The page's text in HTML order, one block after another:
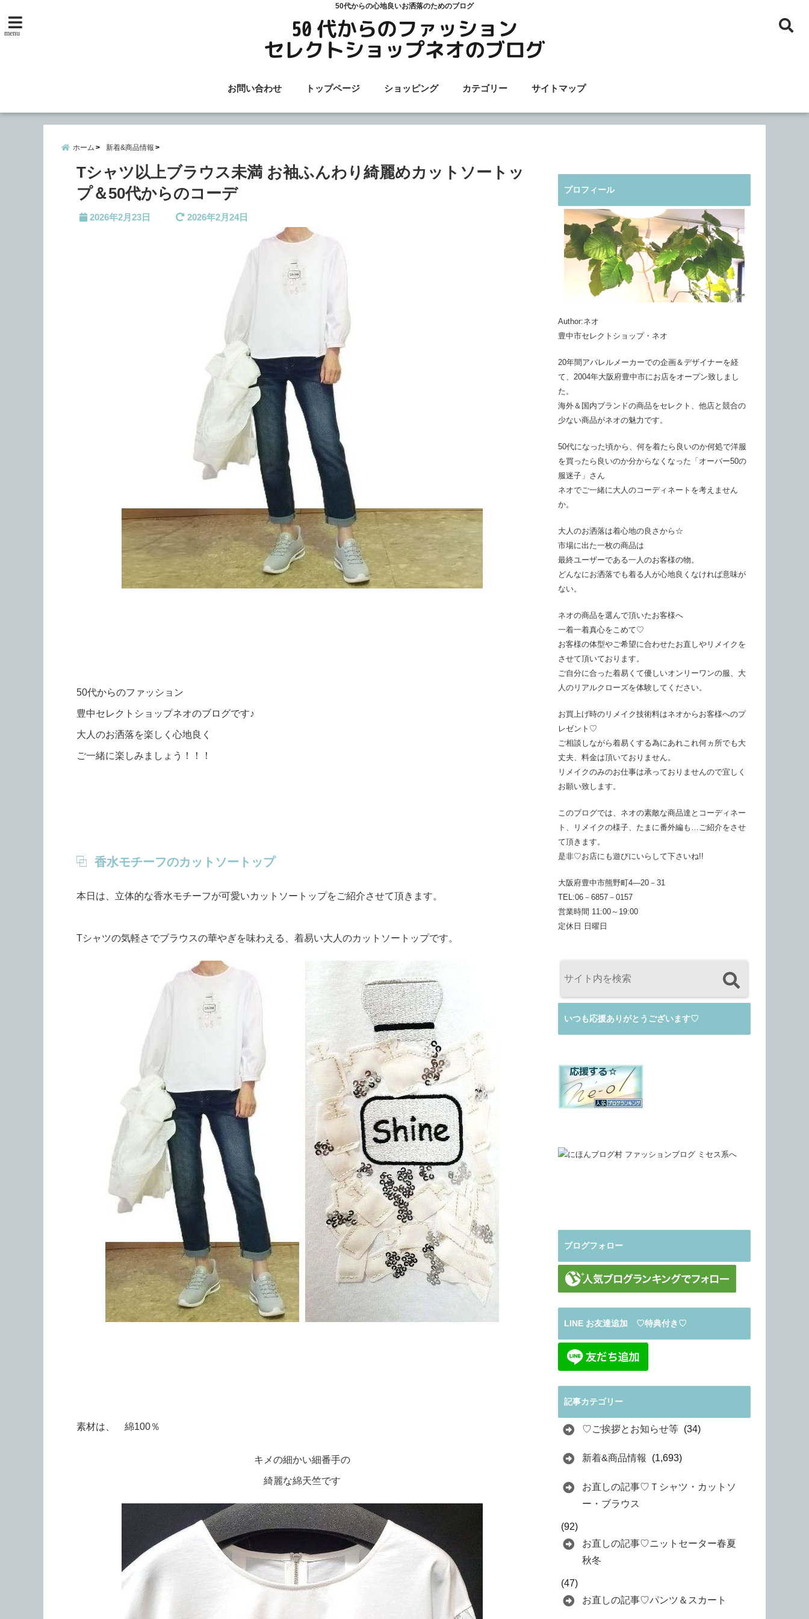
50代からの心地良いお洒落のためのブログ
menu
お問い合わせ トップページ ショッピング カテゴリー サイトマップ
ホーム 新着&商品情報
Tシャツ以上ブラウス未満 お袖ふんわり綺麗めカットソートッ
プ＆50代からのコーデ
2026年2月23日 2026年2月24日
50代からのファッション
豊中セレクトショップネオのブログです♪
大人のお洒落を楽しく心地良く
ご一緒に楽しみましょう！！！
香水モチーフのカットソートップ
本日は、立体的な香水モチーフが可愛いカットソートップをご紹介させて頂きます。
Tシャツの気軽さでブラウスの華やぎを味わえる、着易い大人のカットソートップです。
素材は、 綿100％
キメの細かい細番手の
綺麗な綿天竺です
プロフィール
Author:ネオ
豊中市セレクトショップ・ネオ
20年間アパレルメーカーでの企画＆デザイナーを経
て、2004年大阪府豊中市にお店をオープン致しまし
た。
海外＆国内ブランドの商品をセレクト、他店と競合の
少ない商品がネオの魅力です。
50代になった頃から、何を着たら良いのか何処で洋服
を買ったら良いのか分からなくなった「オーバー50の
服迷子」さん
ネオでご一緒に大人のコーディネートを考えません
か。
大人のお洒落は着心地の良さから☆
市場に出た一枚の商品は
最終ユーザーである一人のお客様の物。
どんなにお洒落でも着る人が心地良くなければ意味が
ない。
ネオの商品を選んで頂いたお客様へ
一着一着真心をこめて♡
お客様の体型やご希望に合わせたお直しやリメイクを
させて頂いております。
ご自分に合った着易くて優しいオンリーワンの服、大
人のリアルクローズを体験してください。
お買上げ時のリメイク技術料はネオからお客様へのプ
レゼント♡
ご相談しながら着易くする為にあれこれ何ヵ所でも大
丈夫、料金は頂いておりません。
リメイクのみのお仕事は承っておりませんので宜しく
お願い致します。
このブログでは、ネオの素敵な商品達とコーディネー
ト、リメイクの様子、たまに番外編も…ご紹介をさせ
て頂きます。
是非♡お店にも遊びにいらして下さいね!!
大阪府豊中市熊野町4―20－31
TEL:06－6857－0157
営業時間 11:00～19:00
定休日 日曜日
いつも応援ありがとうございます♡
ブログフォロー
LINE お友達追加 ♡特典付き♡
記事カテゴリー
♡ご挨拶とお知らせ等 (34)
新着&商品情報 (1,693)
お直しの記事♡Ｔシャツ・カットソ
ー・ブラウス
(92)
お直しの記事♡ニットセーター春夏
秋冬
(47)
お直しの記事♡パンツ＆スカート